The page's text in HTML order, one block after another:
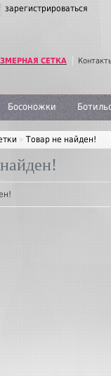
зарегистрироваться
СЕТКА
Босоножки
» Товар не найден!